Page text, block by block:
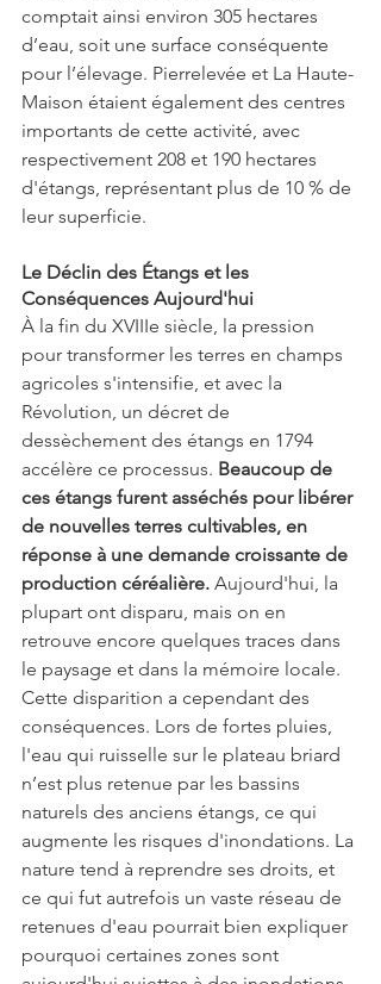
comptait ainsi environ 305 hectares
d’eau, soit une surface conséquente
pour l’élevage. Pierrelevée et La Haute-
Maison étaient également des centres
importants de cette activité, avec
respectivement 208 et 190 hectares
d'étangs, représentant plus de 10 % de
leur superficie.
Le Déclin des Étangs et les
Conséquences Aujourd'hui
À la fin du XVIIIe siècle, la pression
pour transformer les terres en champs
agricoles s'intensifie, et avec la
Révolution, un décret de
dessèchement des étangs en 1794
accélère ce processus. Beaucoup de
ces étangs furent asséchés pour libérer
de nouvelles terres cultivables, en
réponse à une demande croissante de
production céréalière. Aujourd'hui, la
plupart ont disparu, mais on en
retrouve encore quelques traces dans
le paysage et dans la mémoire locale.
Cette disparition a cependant des
conséquences. Lors de fortes pluies,
l'eau qui ruisselle sur le plateau briard
n’est plus retenue par les bassins
naturels des anciens étangs, ce qui
augmente les risques d'inondations. La
nature tend à reprendre ses droits, et
ce qui fut autrefois un vaste réseau de
retenues d'eau pourrait bien expliquer
pourquoi certaines zones sont